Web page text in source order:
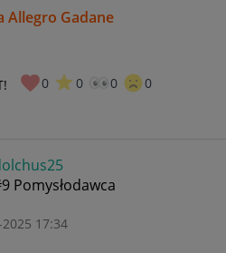
Allegro Gadane
0 0 0 0
Pomysłodawca
17:34